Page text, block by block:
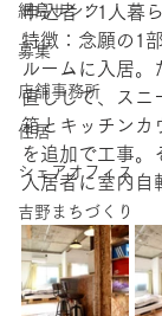
網島サンク
募集
店舗事務所
住居
シェアオフィス
吉野まちづくり
申込者：1人暮
特徴：念願の1
ルームに入居。
直しして、スニ
箱とキッチンカ
を追加で工事。
入居者に室内自